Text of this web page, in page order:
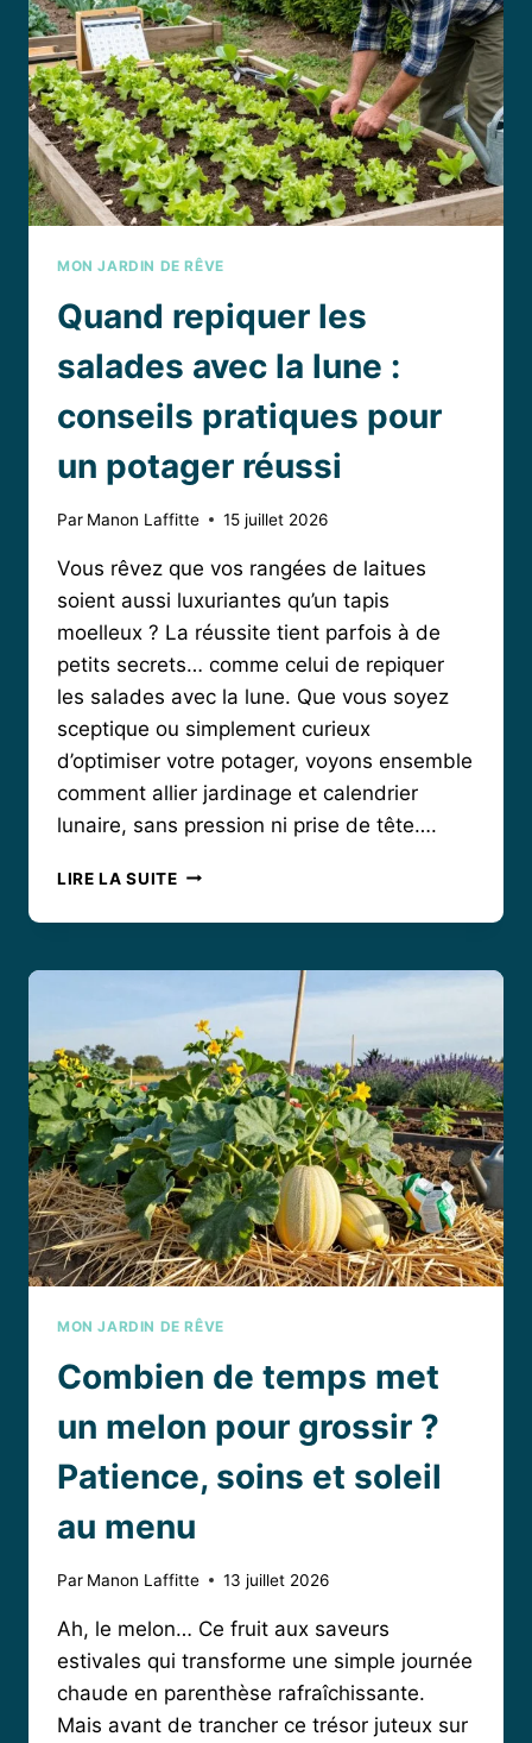
SON
INTÉRIEUR
ET
À
SON
QUOTIDIEN
MON JARDIN DE RÊVE
Quand repiquer les
salades avec la lune :
conseils pratiques pour
un potager réussi
Par Manon Laffitte 15 juillet 2026
Vous rêvez que vos rangées de laitues
soient aussi luxuriantes qu’un tapis
moelleux ? La réussite tient parfois à de
petits secrets… comme celui de repiquer
les salades avec la lune. Que vous soyez
sceptique ou simplement curieux
d’optimiser votre potager, voyons ensemble
comment allier jardinage et calendrier
lunaire, sans pression ni prise de tête….
LIRE LA SUITEQUAND
LES
AVEC
LUNE
CONSEILS
PRATIQUES
POUR
UN
POTAGER
RÉUSSI
MON JARDIN DE RÊVE
Combien de temps met
un melon pour grossir ?
Patience, soins et soleil
au menu
Par Manon Laffitte 13 juillet 2026
Ah, le melon… Ce fruit aux saveurs
estivales qui transforme une simple journée
chaude en parenthèse rafraîchissante.
Mais avant de trancher ce trésor juteux sur